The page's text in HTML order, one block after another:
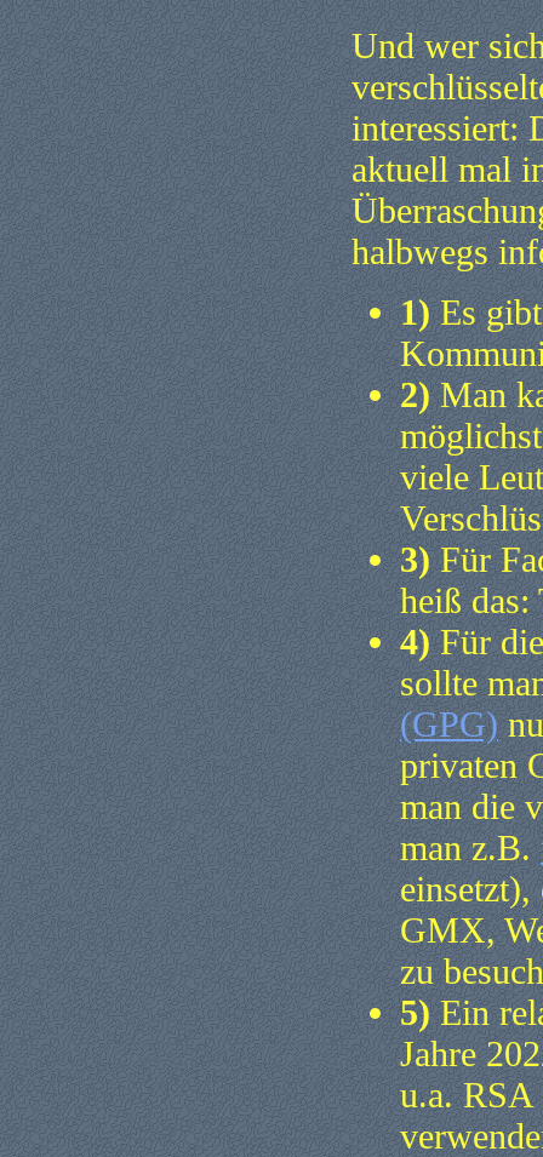
Und wer
interessiert:
aktuell mal
halbwegs
1) Es
2) Man
viele
3) Für
heiß
4) Für
sollte
(GPG)
privaten
man die
man z.B.
GMX,
zu
5) Ein
Jahre
u.a. RSA